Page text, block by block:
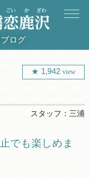
ログ
1,942view
スタッフ： 三浦
でも楽しめま